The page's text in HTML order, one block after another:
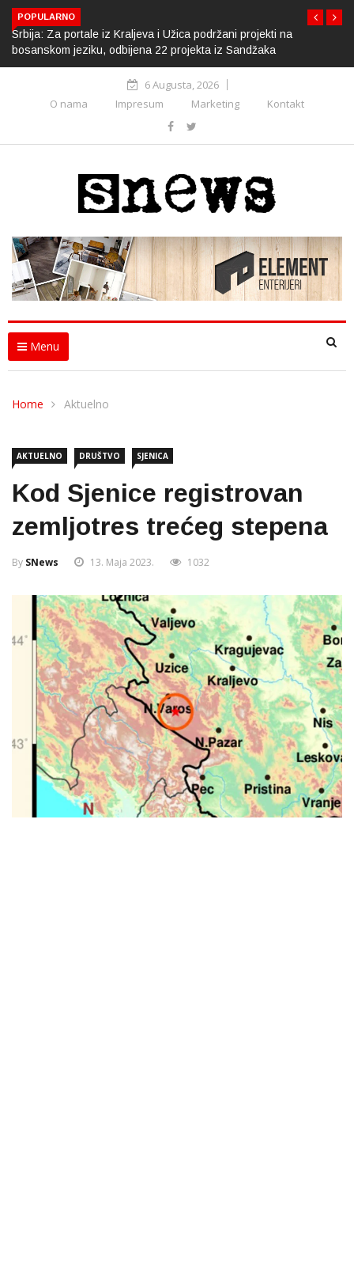
POPULARNO
Srbija: Za portale iz Kraljeva i Užica podržani projekti na
bosanskom jeziku, odbijena 22 projekta iz Sandžaka
6 Augusta, 2026
O nama
Impresum Marketing Kontakt
Menu
Home Aktuelno
AKTUELNO DRUŠTVO SJENICA
Kod Sjenice registrovan
zemljotres trećeg stepena
By SNews 13. Maja 2023. 1032